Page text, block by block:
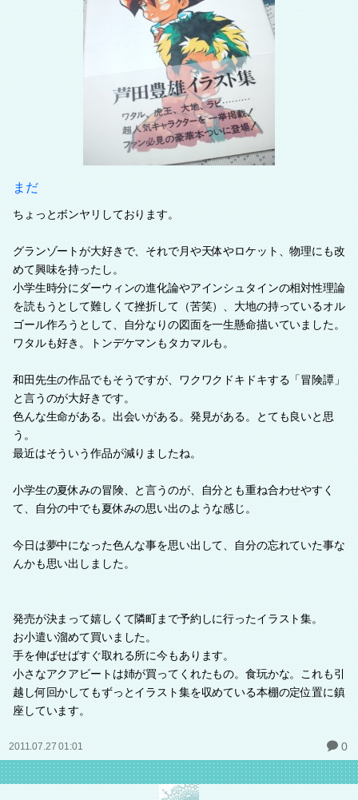
まだ
ちょっとボンヤリしております。
グランゾートが大好きで、それで月や天体やロケット、物理にも改
めて興味を持ったし。
小学生時分にダーウィンの進化論やアインシュタインの相対性理論
を読もうとして難しくて挫折して（苦笑）、大地の持っているオル
ゴール作ろうとして、自分なりの図面を一生懸命描いていました。
ワタルも好き。トンデケマンもタカマルも。
和田先生の作品でもそうですが、ワクワクドキドキする「冒険譚」
と言うのが大好きです。
色んな生命がある。出会いがある。発見がある。とても良いと思
う。
最近はそういう作品が減りましたね。
小学生の夏休みの冒険、と言うのが、自分とも重ね合わせやすく
て、自分の中でも夏休みの思い出のような感じ。
今日は夢中になった色んな事を思い出して、自分の忘れていた事な
んかも思い出しました。
発売が決まって嬉しくて隣町まで予約しに行ったイラスト集。
お小遣い溜めて買いました。
手を伸ばせばすぐ取れる所に今もあります。
小さなアクアビートは姉が買ってくれたもの。食玩かな。これも引
越し何回かしてもずっとイラスト集を収めている本棚の定位置に鎮
座しています。
2011.07.27 01:01 0